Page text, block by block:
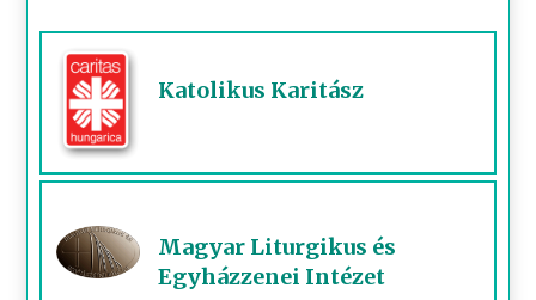
Katolikus Karitász
Magyar Liturgikus és
Egyházzenei Intézet